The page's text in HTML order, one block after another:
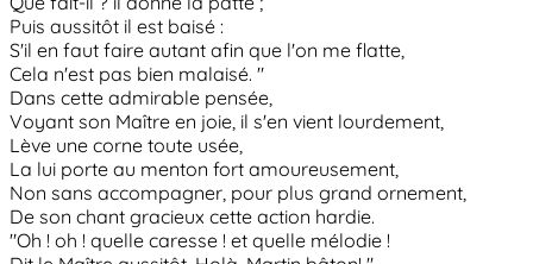
Puis aussitôt il est baisé :
S'il en faut faire autant afin que l'on me flatte,
Cela n'est pas bien malaisé. "
Dans cette admirable pensée,
Voyant son Maître en joie, il s'en vient lourdement,
Lève une corne toute usée,
La lui porte au menton fort amoureusement,
Non sans accompagner, pour plus grand ornement,
De son chant gracieux cette action hardie.
"Oh ! oh ! quelle caresse ! et quelle mélodie !